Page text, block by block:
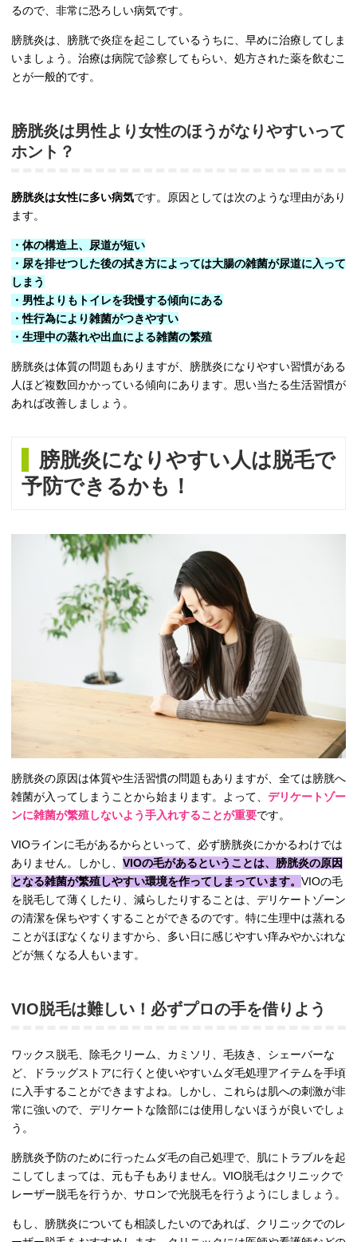
るので、非常に恐ろしい病気です。
膀胱炎は、膀胱で炎症を起こしているうちに、早めに治療してしま
いましょう。治療は病院で診察してもらい、処方された薬を飲むこ
とが一般的です。
膀胱炎は男性より女性のほうがなりやすいって
ホント？
膀胱炎は女性に多い病気です。原因としては次のような理由があり
ます。
・体の構造上、尿道が短い
・尿を排せつした後の拭き方によっては大腸の雑菌が尿道に入って
しまう
・男性よりもトイレを我慢する傾向にある
・性行為により雑菌がつきやすい
・生理中の蒸れや出血による雑菌の繁殖
膀胱炎は体質の問題もありますが、膀胱炎になりやすい習慣がある
人ほど複数回かかっている傾向にあります。思い当たる生活習慣が
あれば改善しましょう。
膀胱炎になりやすい人は脱毛で
予防できるかも！
膀胱炎の原因は体質や生活習慣の問題もありますが、全ては膀胱へ
雑菌が入ってしまうことから始まります。よって、 デリケートゾー
ンに雑菌が繁殖しないよう手入れすることが重要です。
VIOラインに毛があるからといって、必ず膀胱炎にかかるわけでは
ありません。しかし、 VIOの毛があるということは、膀胱炎の原因
となる雑菌が繁殖しやすい環境を作ってしまっています。 VIOの毛
を脱毛して薄くしたり、減らしたりすることは、デリケートゾーン
の清潔を保ちやすくすることができるのです。特に生理中は蒸れる
ことがほぼなくなりますから、多い日に感じやすい痒みやかぶれな
どが無くなる人もいます。
VIO脱毛は難しい！必ずプロの手を借りよう
ワックス脱毛、除毛クリーム、カミソリ、毛抜き、シェーバーな
ど、ドラッグストアに行くと使いやすいムダ毛処理アイテムを手頃
に入手することができますよね。しかし、これらは肌への刺激が非
常に強いので、デリケートな陰部には使用しないほうが良いでしょ
う。
膀胱炎予防のために行ったムダ毛の自己処理で、肌にトラブルを起
こしてしまっては、元も子もありません。VIO脱毛はクリニックで
レーザー脱毛を行うか、サロンで光脱毛を行うようにしましょう。
もし、膀胱炎についても相談したいのであれば、クリニックでのレ